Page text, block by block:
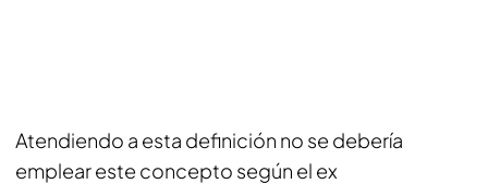
Atendiendo a esta definición no se debería
emplear este concepto según el ex